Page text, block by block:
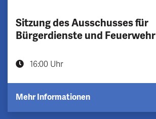
Sitzung des Ausschusses für
Bürgerdienste und Feuerwehr
16:00 Uhr
Mehr Informationen